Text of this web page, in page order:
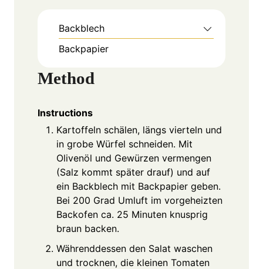
Backblech
Backpapier
Method
Instructions
Kartoffeln schälen, längs vierteln und
in grobe Würfel schneiden. Mit
Olivenöl und Gewürzen vermengen
(Salz kommt später drauf) und auf
ein Backblech mit Backpapier geben.
Bei 200 Grad Umluft im vorgeheizten
Backofen ca. 25 Minuten knusprig
braun backen.
Währenddessen den Salat waschen
und trocknen, die kleinen Tomaten